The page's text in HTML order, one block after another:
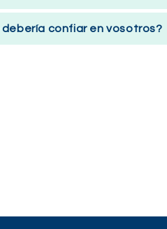
debería confiar en vosotros?